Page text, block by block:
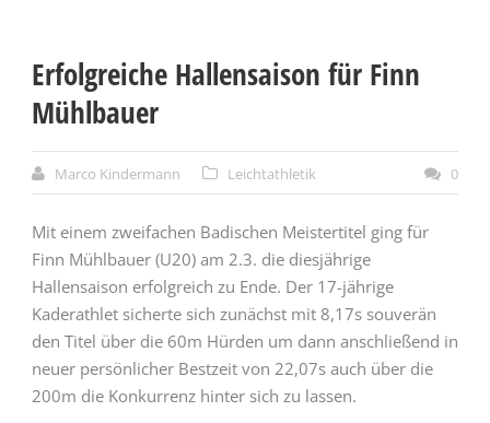
Erfolgreiche Hallensaison für Finn
Mühlbauer
Marco Kindermann Leichtathletik 0
Mit einem zweifachen Badischen Meistertitel ging für
Finn Mühlbauer (U20) am 2.3. die diesjährige
Hallensaison erfolgreich zu Ende. Der 17-jährige
Kaderathlet sicherte sich zunächst mit 8,17s souverän
den Titel über die 60m Hürden um dann anschließend in
neuer persönlicher Bestzeit von 22,07s auch über die
200m die Konkurrenz hinter sich zu lassen.